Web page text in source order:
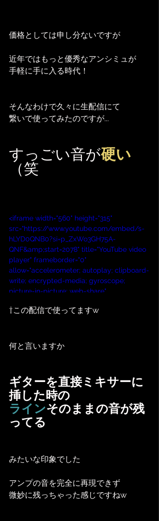
価格としては申し分ないですが
近年ではもっと優秀なアンシミュが
手軽に手に入る時代！
そんなわけで久々に生配信にて
繋いで使ってみたのですが...
すっごい音が硬い
（笑
<iframe width="560" height="315"
src="https://www.youtube.com/embed/s-
hLYD0QNB0?si=p_ZxWo3GH75A-
QNF&amp;start=2078" title="YouTube video
player" frameborder="0"
allow="accelerometer; autoplay; clipboard-
write; encrypted-media; gyroscope;
picture-in-picture; web-share"
⇧この配信で使ってますw
何と言いますか
ギターを直接ミキサーに
挿した時の
ラインそのままの音が残
ってる
みたいな印象でした
アンプの音を完全に再現できず
微妙に残っちゃった感じですねw